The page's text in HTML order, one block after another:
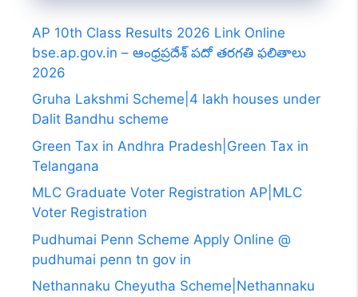
AP 10th Class Results 2026 Link Online
bse.ap.gov.in – ఆంధ్రప్రదేశ్ పదో తరగతి ఫలితాలు
2026
Gruha Lakshmi Scheme|4 lakh houses under
Dalit Bandhu scheme
Green Tax in Andhra Pradesh|Green Tax in
Telangana
MLC Graduate Voter Registration AP|MLC
Voter Registration
Pudhumai Penn Scheme Apply Online @
pudhumai penn tn gov in
Nethannaku Cheyutha Scheme|Nethannaku